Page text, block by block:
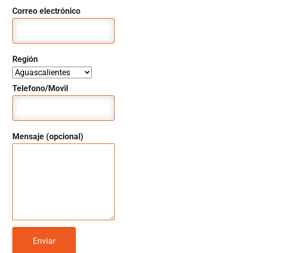
Correo electrónico
Región
Telefono/Movil
Mensaje (opcional)